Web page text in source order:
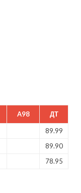
A98 ДТ
89.99
89.90
78.95